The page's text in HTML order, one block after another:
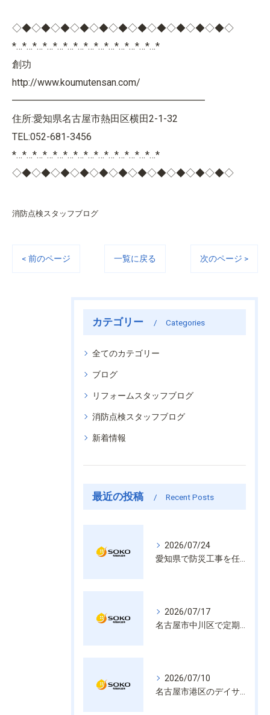
◇◆◇◆◇◆◇◆◇◆◇◆◇◆◇◆◇◆◇◆◇◆◇
*…*…*…*…*…*…*…*…*…*…*…*…*…*…*
創功
http://www.koumutensan.com/
━━━━━━━━━━━━━━━━━━━━
住所:愛知県名古屋市熱田区横田2-1-32
TEL:052-681-3456
*…*…*…*…*…*…*…*…*…*…*…*…*…*…*
◇◆◇◆◇◆◇◆◇◆◇◆◇◆◇◆◇◆◇◆◇◆◇
消防点検スタッフブログ
< 前のページ 一覧に戻る 次のページ >
カテゴリー Categories
全てのカテゴリー
ブログ
リフォームスタッフブログ
消防点検スタッフブログ
新着情報
最近の投稿 Recent Posts
2026/07/24
2026/07/17
2026/07/10